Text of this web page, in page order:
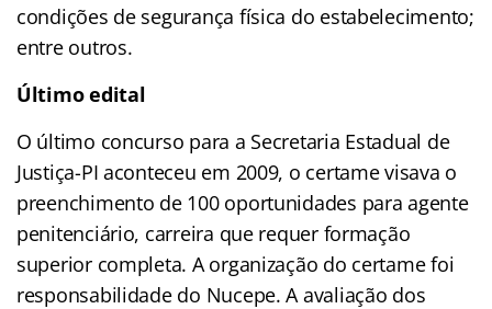
condições de segurança física do estabelecimento;
entre outros.
Último edital
O último concurso para a Secretaria Estadual de
Justiça-PI aconteceu em 2009, o certame visava o
preenchimento de 100 oportunidades para agente
penitenciário, carreira que requer formação
superior completa. A organização do certame foi
responsabilidade do Nucepe. A avaliação dos